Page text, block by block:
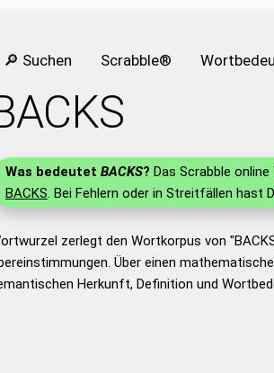
🔎 Suchen Scrabble®
Was bedeutet BACKS? Das Scrabble
BACKS. Bei Fehlern oder in Streitfällen hast
zerlegt den Wortkorpus von
Über einen
Herkunft, Definition und